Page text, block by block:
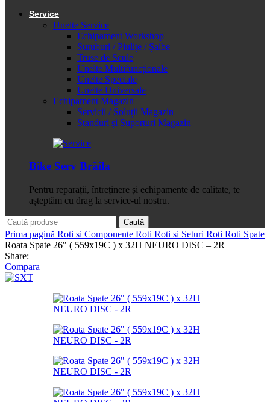
Service
Unelte Service
Echipament Workshop
Șuruburi / Piulițe / Șaibe
Truse de Scule
Unelte Multifuncționale
Unelte Speciale
Unelte Universale
Echipament Magazin
Servicii / Soluții Magazin
Standuri și Suporturi Magazin
Bike Serv Brăila
Pentru reparații, întreținere și echipamente de calitate, te
așteptăm cu drag la service-ul nostru.
Caută
Prima pagină Roti si Componente Roti Roti si Seturi Roti Roti Spate
Roata Spate 26″ ( 559x19C ) x 32H NEURO DISC – 2R
Share:
Compara